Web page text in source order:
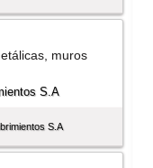
muros
S.A